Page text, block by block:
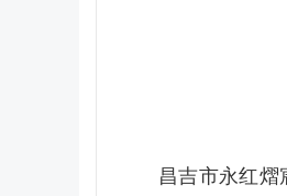
昌吉市永红